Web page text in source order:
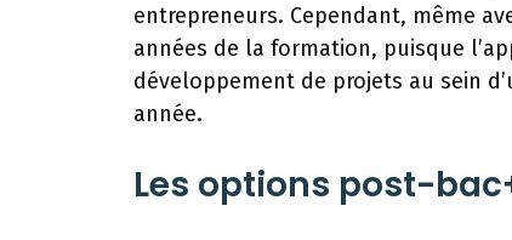
entrepreneurs. Cependant, même
années de la formation, puisque
développement de projets au sein
année.
Les options post-